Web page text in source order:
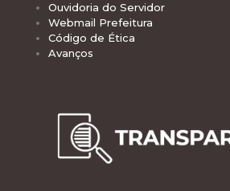
Ouvidoria do Servidor
Webmail Prefeitura
Código de Ética
Avanços